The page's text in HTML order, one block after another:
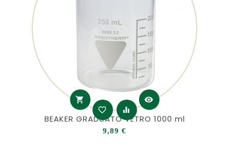
shopping_cart
favorite_border
equalizer
visibility
BEAKER GRADUATO VETRO 1000 ml
9,89 €